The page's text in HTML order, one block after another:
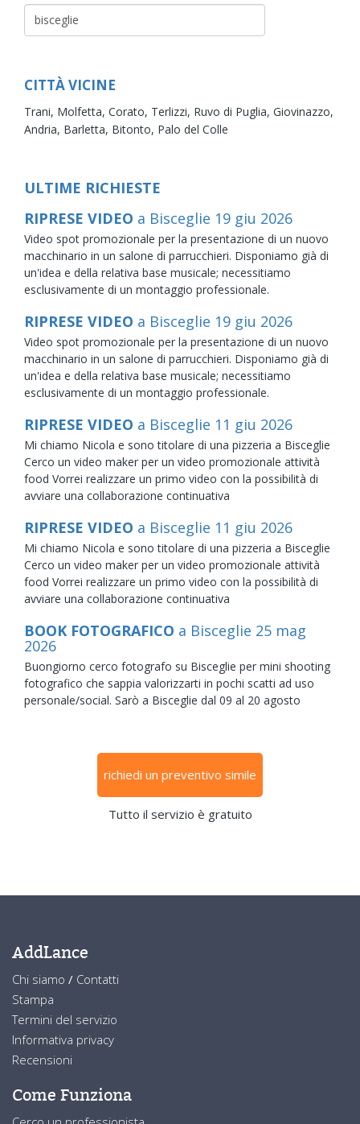
CITTÀ VICINE
Trani, Molfetta, Corato, Terlizzi, Ruvo di Puglia, Giovinazzo,
Andria, Barletta, Bitonto, Palo del Colle
ULTIME RICHIESTE
RIPRESE VIDEO a Bisceglie 19 giu 2026
Video spot promozionale per la presentazione di un nuovo
macchinario in un salone di parrucchieri. Disponiamo già di
un'idea e della relativa base musicale; necessitiamo
esclusivamente di un montaggio professionale.
RIPRESE VIDEO a Bisceglie 19 giu 2026
Video spot promozionale per la presentazione di un nuovo
macchinario in un salone di parrucchieri. Disponiamo già di
un'idea e della relativa base musicale; necessitiamo
esclusivamente di un montaggio professionale.
RIPRESE VIDEO a Bisceglie 11 giu 2026
Mi chiamo Nicola e sono titolare di una pizzeria a Bisceglie
Cerco un video maker per un video promozionale attività
food Vorrei realizzare un primo video con la possibilità di
avviare una collaborazione continuativa
RIPRESE VIDEO a Bisceglie 11 giu 2026
Mi chiamo Nicola e sono titolare di una pizzeria a Bisceglie
Cerco un video maker per un video promozionale attività
food Vorrei realizzare un primo video con la possibilità di
avviare una collaborazione continuativa
BOOK FOTOGRAFICO a Bisceglie 25 mag
2026
Buongiorno cerco fotografo su Bisceglie per mini shooting
fotografico che sappia valorizzarti in pochi scatti ad uso
personale/social. Sarò a Bisceglie dal 09 al 20 agosto
richiedi un preventivo simile
Tutto il servizio è gratuito
AddLance
Chi siamo / Contatti
Stampa
Termini del servizio
Informativa privacy
Recensioni
Come Funziona